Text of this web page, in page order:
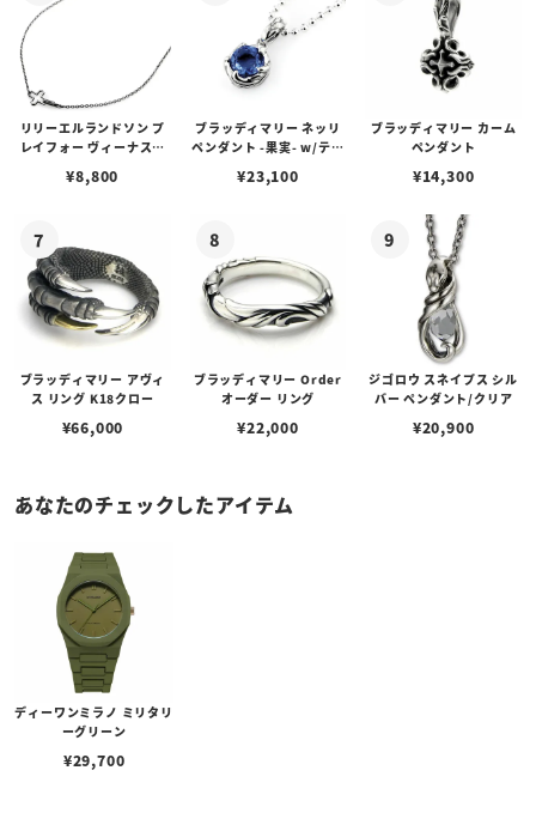
リリーエルランドソン プ
レイフォー ヴィーナスチ
¥8,800
ブラッディマリー ネッリ
ペンダント -果実- w/ティ
¥23,100
ブラッディマリー カーム
ペンダント
¥14,300
ブラッディマリー アヴィ
ス リング K18クロー
¥66,000
ブラッディマリー Order
オーダー リング
¥22,000
ジゴロウ スネイプス シル
バー ペンダント/クリア
¥20,900
あなたのチェックしたアイテム
ディーワンミラノ ミリタリ
ーグリーン
¥29,700